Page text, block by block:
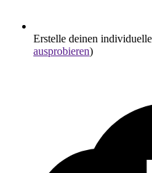
Erstelle deinen
ausprobieren)